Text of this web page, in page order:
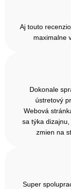
Aj touto
maximalne
Dokonale
ústretový
Webová
sa týka
zmien na
Super